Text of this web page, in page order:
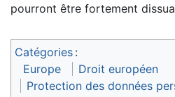
pourront être fortement
Catégories :
Europe
Droit européen
Protection des données